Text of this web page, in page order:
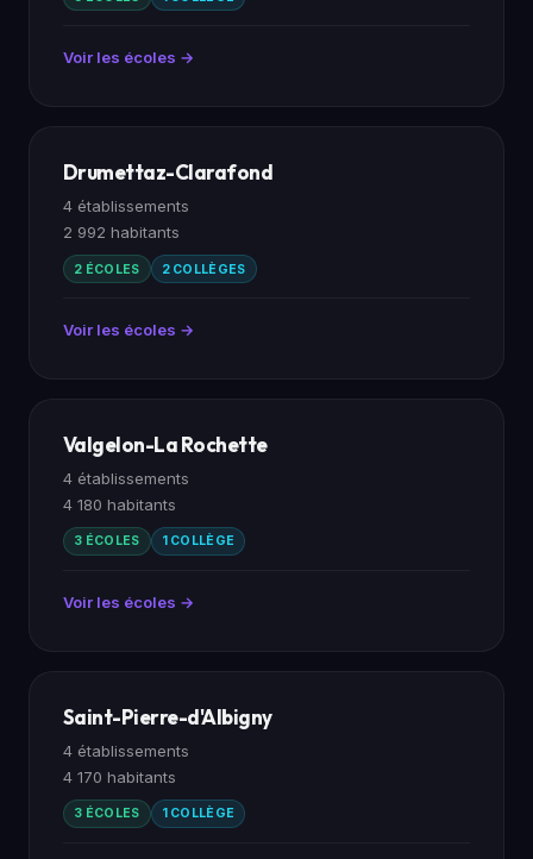
Voir les écoles →
Drumettaz-Clarafond
4 établissements
2 992 habitants
2 ÉCOLES 2 COLLÈGES
Voir les écoles →
Valgelon-La Rochette
4 établissements
4 180 habitants
3 ÉCOLES 1 COLLÈGE
Voir les écoles →
Saint-Pierre-d'Albigny
4 établissements
4 170 habitants
3 ÉCOLES 1 COLLÈGE